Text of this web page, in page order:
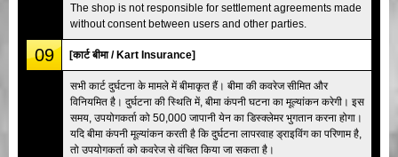
The shop is not responsible for settlement agreements made
without consent between users and other parties.
09 [कार्ट बीमा / Kart Insurance]
सभी कार्ट दुर्घटना के मामले में बीमाकृत हैं। बीमा की कवरेज सीमित और
विनियमित है। दुर्घटना की स्थिति में, बीमा कंपनी घटना का मूल्यांकन करेगी। इस
समय, उपयोगकर्ता को 50,000 जापानी येन का डिस्क्लेमर भुगतान करना होगा।
यदि बीमा कंपनी मूल्यांकन करती है कि दुर्घटना लापरवाह ड्राइविंग का परिणाम है,
तो उपयोगकर्ता को कवरेज से वंचित किया जा सकता है।